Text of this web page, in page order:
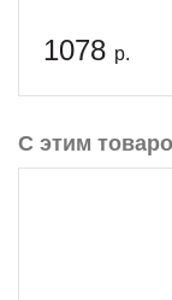
1078 р.
С этим